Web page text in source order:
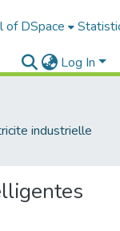
of DSpace
Log In
industrielle